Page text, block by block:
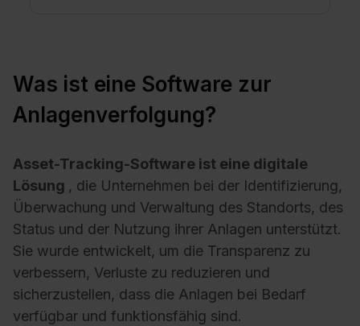
Was ist eine Software zur
Anlagenverfolgung?
Asset-Tracking-Software ist eine digitale
Lösung , die Unternehmen bei der Identifizierung,
Überwachung und Verwaltung des Standorts, des
Status und der Nutzung ihrer Anlagen unterstützt.
Sie wurde entwickelt, um die Transparenz zu
verbessern, Verluste zu reduzieren und
sicherzustellen, dass die Anlagen bei Bedarf
verfügbar und funktionsfähig sind.